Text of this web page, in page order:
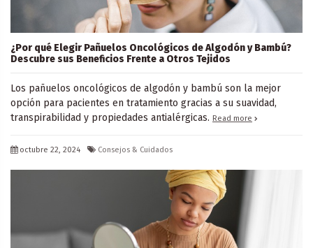
¿Por qué Elegir Pañuelos Oncológicos de Algodón y Bambú?
Descubre sus Beneficios Frente a Otros Tejidos
Los pañuelos oncológicos de algodón y bambú son la mejor
opción para pacientes en tratamiento gracias a su suavidad,
transpirabilidad y propiedades antialérgicas. Read more
octubre 22, 2024 Consejos & Cuidados